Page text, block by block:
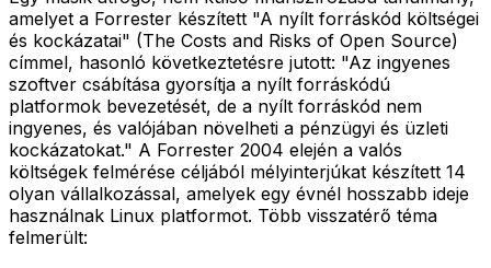
amelyet a Forrester készített "A nyílt forráskód költségei
és kockázatai" (The Costs and Risks of Open Source)
címmel, hasonló következtetésre jutott: "Az ingyenes
szoftver csábítása gyorsítja a nyílt forráskódú
platformok bevezetését, de a nyílt forráskód nem
ingyenes, és valójában növelheti a pénzügyi és üzleti
kockázatokat." A Forrester 2004 elején a valós
költségek felmérése céljából mélyinterjúkat készített 14
olyan vállalkozással, amelyek egy évnél hosszabb ideje
használnak Linux platformot. Több visszatérő téma
felmerült: